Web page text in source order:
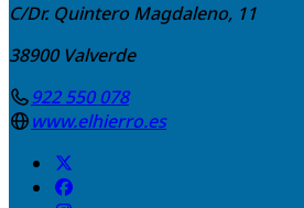
C/Dr. Quintero Magdaleno, 11
38900 Valverde
922 550 078
www.elhierro.es